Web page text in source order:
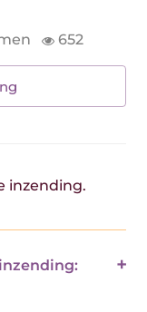
652
inzending.